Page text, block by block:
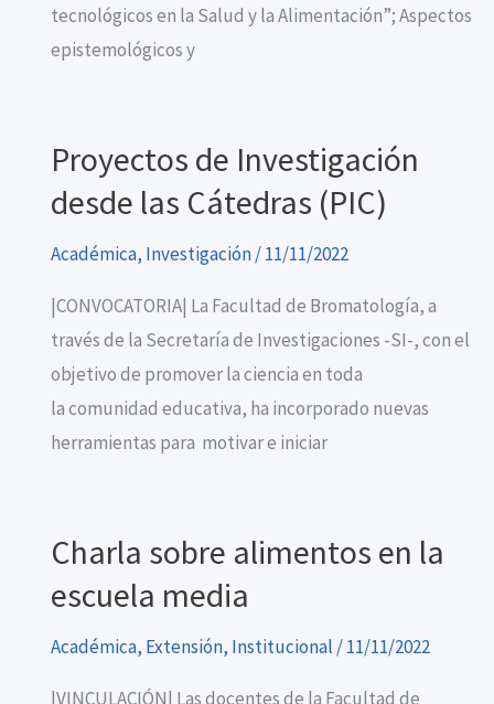
tecnológicos en la Salud y la Alimentación”; Aspectos
epistemológicos y
Proyectos de Investigación
desde las Cátedras (PIC)
Académica, Investigación/11/11/2022
|CONVOCATORIA| La Facultad de Bromatología, a
través de la Secretaría de Investigaciones -SI-, con el
objetivo de promover la ciencia en toda
la comunidad educativa, ha incorporado nuevas
herramientas para motivar e iniciar
Charla sobre alimentos en la
escuela media
Académica, Extensión, Institucional /11/11/2022
|VINCULACIÓN| Las docentes de la Facultad de